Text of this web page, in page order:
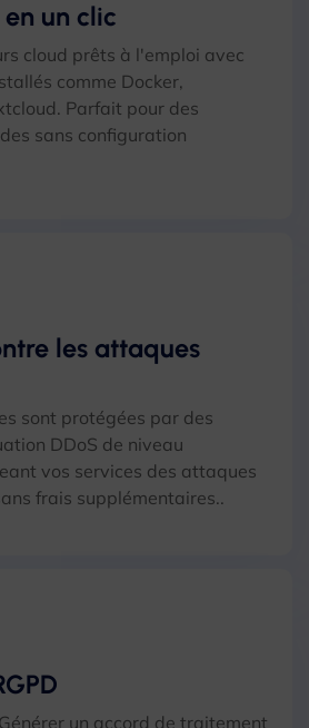
un clic
cloud prêts à l'emploi avec
comme Docker,
Parfait pour des
sans configuration
les attaques
sont protégées par des
DDoS de niveau
vos services des attaques
frais supplémentaires..
un accord de traitement